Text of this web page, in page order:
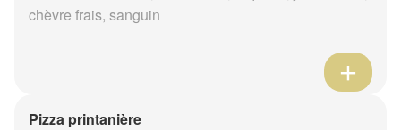
chèvre frais, sanguin
Pizza printanière